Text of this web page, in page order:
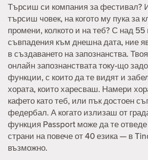
Търсиш си компания за фестивал?
търсиш човек, на когото му пука за
промени, колкото и на теб? С над
съвпадения към днешна дата, ние
в създаването на запознанства.
онлайн запознанствата току-що
функции, с които да те видят и
хората, които харесваш. Намери
кафето като теб, или пък достоен
федербал. А когато излизаш от
функция Passport може да те
страни на повече от 40 езика — в
възможно.